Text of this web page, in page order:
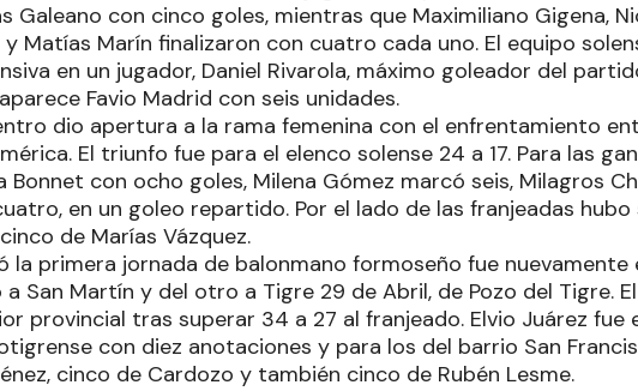
Galeano con cinco goles, mientras que Maximiliano Gigena,
y Matías Marín finalizaron con cuatro cada uno. El equipo
en un jugador, Daniel Rivarola, máximo goleador del
Favio Madrid con seis unidades.
dio apertura a la rama femenina con el enfrentamiento
El triunfo fue para el elenco solense 24 a 17. Para las
con ocho goles, Milena Gómez marcó seis, Milagros
en un goleo repartido. Por el lado de las franjeadas
de Marías Vázquez.
la primera jornada de balonmano formoseño fue nuevamente
San Martín y del otro a Tigre 29 de Abril, de Pozo del Tigre.
provincial tras superar 34 a 27 al franjeado. Elvio Juárez fue
con diez anotaciones y para los del barrio San
cinco de Cardozo y también cinco de Rubén Lesme.